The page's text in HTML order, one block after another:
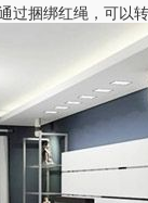
过捆绑红绳，可以